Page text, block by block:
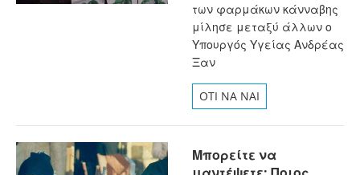
των φαρμάκων κάνναβης
μίλησε μεταξύ άλλων ο
Υπουργός Υγείας Ανδρέας
Ξαν
OTI NA NAI
Μπορείτε να